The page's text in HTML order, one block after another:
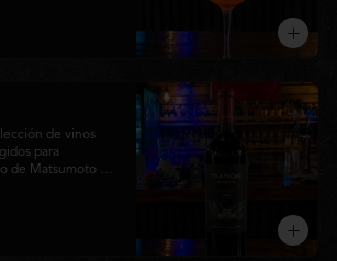
cítricas, perfecto
la comida o
de vinos
para
de Matsumoto